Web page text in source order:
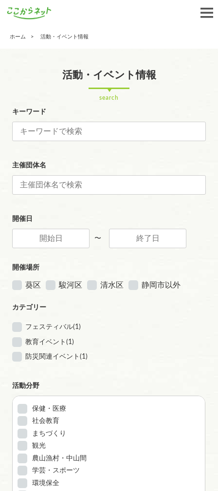
ホーム 活動・イベント情報
活動・イベント情報
search
キーワード
主催団体名
開催日
〜
開催場所
葵区 駿河区 清水区 静岡市以外
カテゴリー
フェスティバル(1)
教育イベント(1)
防災関連イベント(1)
活動分野
保健・医療
社会教育
まちづくり
観光
農山漁村・中山間
学芸・スポーツ
環境保全